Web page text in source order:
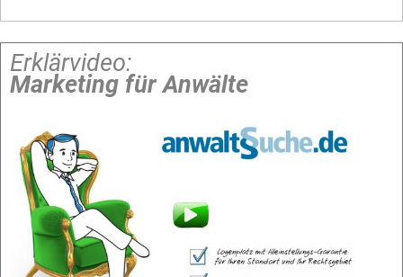
Erklärvideo:
Marketing für Anwälte